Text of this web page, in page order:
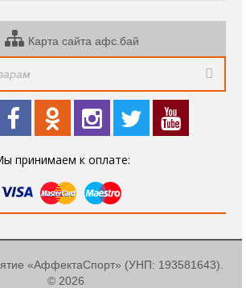
Карта сайта афс.бай
принимаем к оплате:
«АффектаСпорт» (УНП: 193581643).
© 2026